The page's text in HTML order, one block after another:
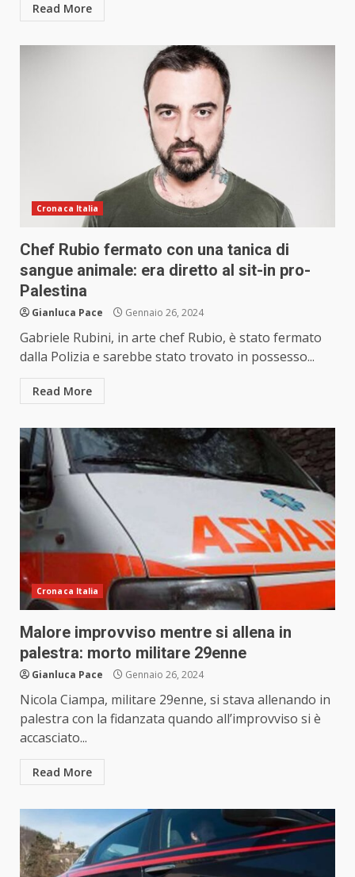
Read More
Cronaca Italia
Chef Rubio fermato con una tanica di
sangue animale: era diretto al sit-in pro-
Palestina
Gianluca Pace Gennaio 26, 2024
Gabriele Rubini, in arte chef Rubio, è stato fermato
dalla Polizia e sarebbe stato trovato in possesso...
Read More
Cronaca Italia
Malore improvviso mentre si allena in
palestra: morto militare 29enne
Gianluca Pace Gennaio 26, 2024
Nicola Ciampa, militare 29enne, si stava allenando in
palestra con la fidanzata quando all’improvviso si è
accasciato...
Read More